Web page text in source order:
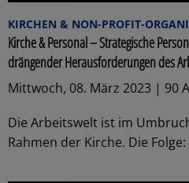
KIRCHEN & NON-PROFIT-
Kirche & Personal – Strategische
drängender Herausforderungen des
Mittwoch, 08. März 2023 | 90
Die Arbeitswelt ist im
Rahmen der Kirche. Die